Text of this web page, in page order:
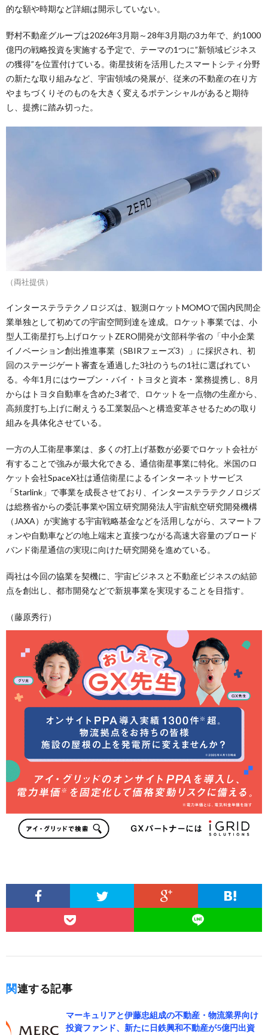
的な額や時期など詳細は開示していない。
野村不動産グループは2026年3月期～28年3月期の3カ年で、約1000
億円の戦略投資を実施する予定で、テーマの1つに”新領域ビジネス
の獲得”を位置付けている。衛星技術を活用したスマートシティ分野
の新たな取り組みなど、宇宙領域の発展が、従来の不動産の在り方
やまちづくりそのものを大きく変えるポテンシャルがあると期待
し、提携に踏み切った。
（両社提供）
インターステラテクノロジズは、観測ロケットMOMOで国内民間企
業単独として初めての宇宙空間到達を達成。ロケット事業では、小
型人工衛星打ち上げロケットZERO開発が文部科学省の「中小企業
イノベーション創出推進事業（SBIRフェーズ3）」に採択され、初
回のステージゲート審査を通過した3社のうちの1社に選ばれてい
る。今年1月にはウーブン・バイ・トヨタと資本・業務提携し、8月
からはトヨタ自動車を含めた3者で、ロケットを一点物の生産から、
高頻度打ち上げに耐えうる工業製品へと構造変革させるための取り
組みを具体化させている。
一方の人工衛星事業は、多くの打上げ基数が必要でロケット会社が
有することで強みが最大化できる、通信衛星事業に特化。米国のロ
ケット会社SpaceX社は通信衛星によるインターネットサービス
「Starlink」で事業を成長させており、インターステラテクノロジズ
は総務省からの委託事業や国立研究開発法人宇宙航空研究開発機構
（JAXA）が実施する宇宙戦略基金などを活用しながら、スマートフ
ォンや自動車などの地上端末と直接つながる高速大容量のブロード
バンド衛星通信の実現に向けた研究開発を進めている。
両社は今回の協業を契機に、宇宙ビジネスと不動産ビジネスの結節
点を創出し、都市開発などで新規事業を実現することを目指す。
（藤原秀行）
関連する記事
マーキュリアと伊藤忠組成の不動産・物流業界向け
投資ファンド、新たに日鉄興和不動産が5億円出資